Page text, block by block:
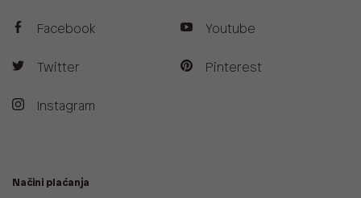
Facebook
Twitter
Instagram
Youtube
Pinterest
Načini plaćanja